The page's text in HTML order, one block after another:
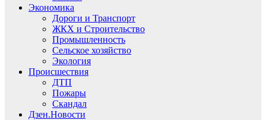
Экономика
Дороги и Транспорт
ЖКХ и Строительство
Промышленность
Сельское хозяйство
Экология
Происшествия
ДТП
Пожары
Скандал
Дзен.Новости